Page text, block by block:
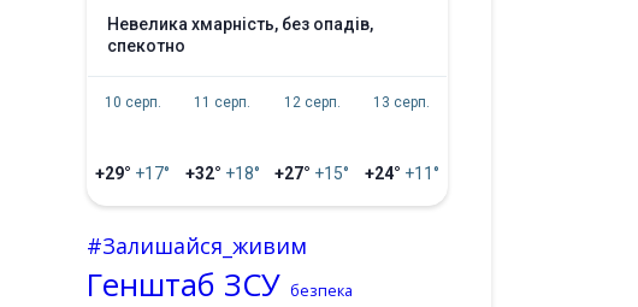
невелика хмарність, без опадів,
спекотно
10 серп.
+29° +17°
11 серп.
+32° +18°
12 серп.
+27° +15°
13 серп.
+24° +11°
#Залишайся_живим
Генштаб ЗСУ безпека